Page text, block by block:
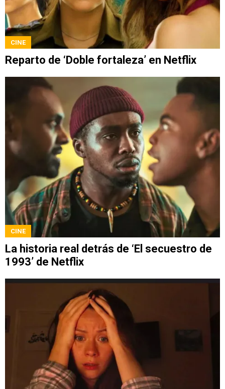
CINE
Reparto de ‘Doble fortaleza’ en Netflix
CINE
La historia real detrás de ‘El secuestro de
1993’ de Netflix